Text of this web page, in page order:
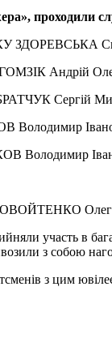
проходили
ЗДОРЕВСЬКА
Андрій
Сергій
Володимир
Володимир
Олег
участь в
з собою
з цим